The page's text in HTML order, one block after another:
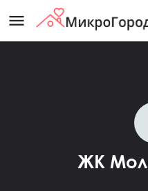
menu
ЖК